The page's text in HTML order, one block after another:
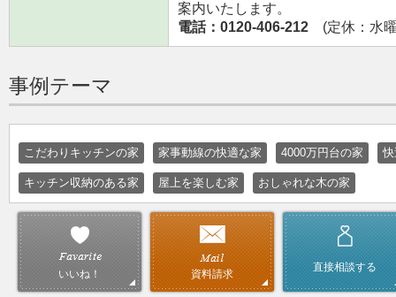
案内いたします。
電話：0120-406-212 (定休：水
事例テーマ
こだわりキッチンの家 家事動線の快適な家 4000万円台の家
キッチン収納のある家 屋上を楽しむ家 おしゃれな木の家
いいね！ 資料請求
直接相談する